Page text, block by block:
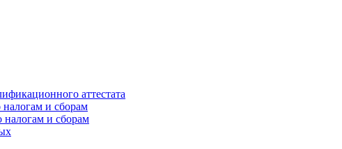
аттестата
налогам и сборам
налогам и сборам